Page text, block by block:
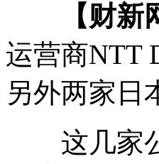
【财
运营商NTT
另外两家日
这几家公